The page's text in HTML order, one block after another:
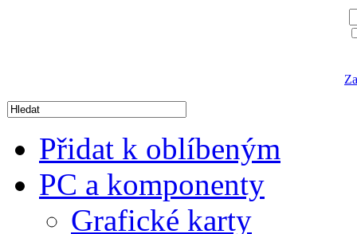
Přidat k oblíbeným
PC a komponenty
Grafické karty